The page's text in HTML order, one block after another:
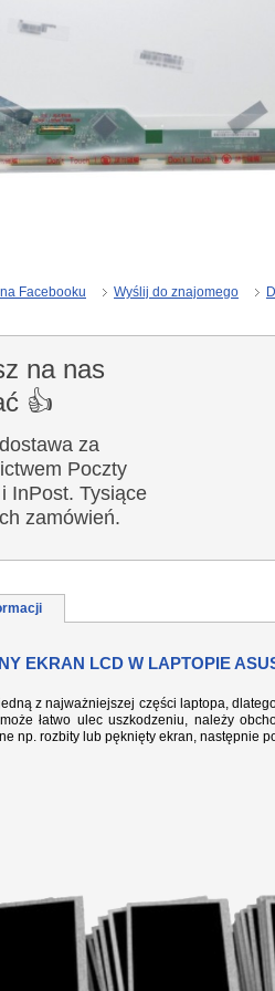
Facebooku Wyślij do znajomego
na nas
👍
za
Poczty
InPost. Tysiące
zamówień.
EKRAN LCD W LAPTOPIE
z najważniejszej części laptopa,
łatwo ulec uszkodzeniu, należy
np. rozbity lub pęknięty ekran, następnie